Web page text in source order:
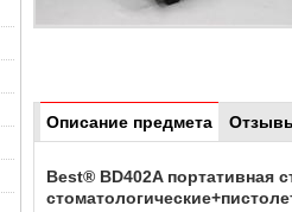
Описание предмета
Best® BD402A портативная